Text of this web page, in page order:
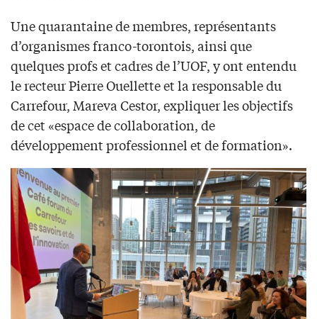
Une quarantaine de membres, représentants
d’organismes franco-torontois, ainsi que
quelques profs et cadres de l’UOF, y ont entendu
le recteur Pierre Ouellette et la responsable du
Carrefour, Mareva Cestor, expliquer les objectifs
de cet «espace de collaboration, de
développement professionnel et de formation».